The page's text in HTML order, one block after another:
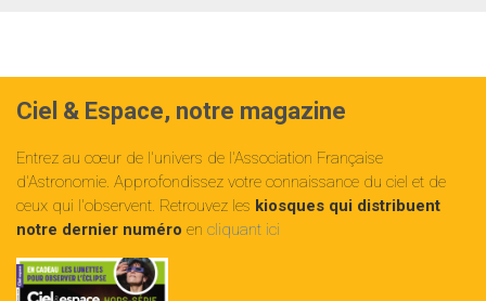
Ciel & Espace, notre magazine
Entrez au cœur de l'univers de l'Association Française
d'Astronomie. Approfondissez votre connaissance du ciel et de
ceux qui l'observent. Retrouvez les kiosques qui distribuent
notre dernier numéro en cliquant ici